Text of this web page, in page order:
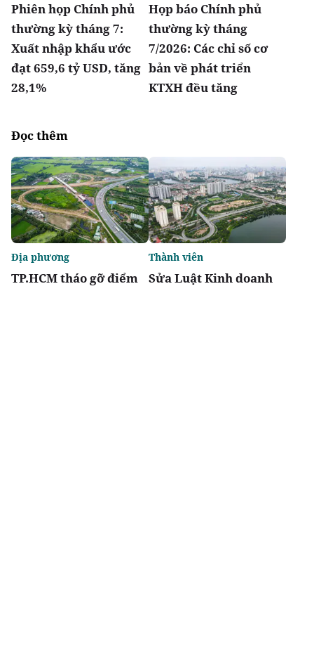
Phiên họp Chính phủ
thường kỳ tháng 7:
Xuất nhập khẩu ước
đạt 659,6 tỷ USD, tăng
28,1%
Họp báo Chính phủ
thường kỳ tháng
7/2026: Các chỉ số cơ
bản về phát triển
KTXH đều tăng
Đọc thêm
TP.HCM tháo gỡ điểm
Địa phương
Sửa Luật Kinh doanh
Thành viên